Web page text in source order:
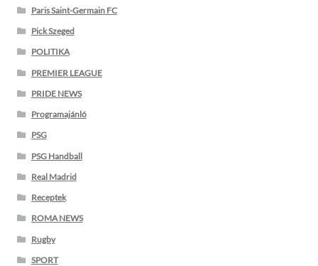
Paris Saint-Germain FC
Pick Szeged
POLITIKA
PREMIER LEAGUE
PRIDE NEWS
Programajánló
PSG
PSG Handball
Real Madrid
Receptek
ROMA NEWS
Rugby
SPORT